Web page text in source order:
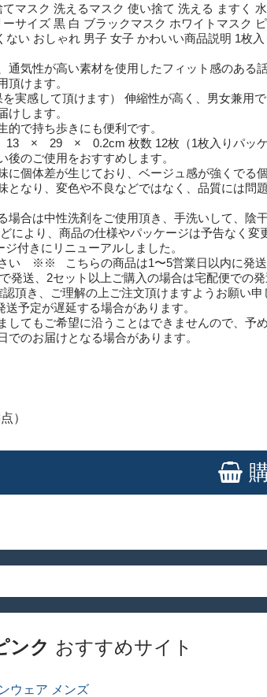
てマスク 洗えるマスク 使い捨て 洗える ますく
サイズ 黒 白 ブラックマスク ホワイトマスク
ない おしゃれ 男子 女子 かわいい商品説明 1枚
通気性が高い素材を使用したフィット感のある
頂けます。
を実感して頂けます） 伸縮性が高く、男女兼用
けします。
で持ち歩きにも便利です。
× 29 × 0.2cm 枚数 12枚（1枚入りパッケ
のご使用をおすすめします。
に個体差が生じており、ベージュ感が強くでる
となり、変色や不良などではなく、品質には問
場合は中性洗剤をご使用頂き、手洗いして、陰
により、商品の仕様やパッケージは予告なく変
付きにリニューアルしました。
※※ こちらの商品は1〜5営業日以内に発送
発送、2セット以上ご購入の場合は宅配便での発
頂き、ご理解の上ご注文頂けますようお願い申
予定が遅延する場合があります。
してもご希望に沿うことはできませんので、予
でのお届けとなる場合があります。
）
ンク おすすめサイト
ウェア メンズ